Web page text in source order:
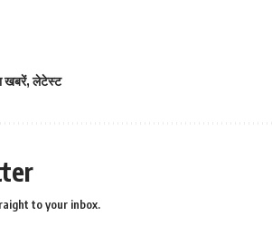
खबरें,लेटेस्ट
to your inbox.